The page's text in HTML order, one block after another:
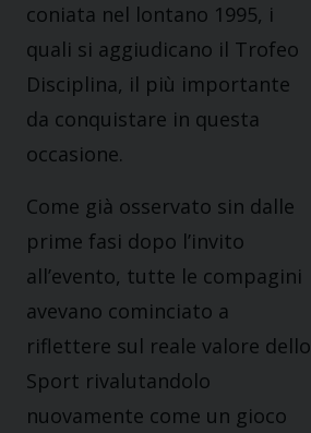
coniata nel lontano 1995, i
quali si aggiudicano il Trofeo
Disciplina, il più importante
da conquistare in questa
occasione.
Come già osservato sin dalle
prime fasi dopo l’invito
all’evento, tutte le compagini
avevano cominciato a
riflettere sul reale valore dello
Sport rivalutandolo
nuovamente come un gioco